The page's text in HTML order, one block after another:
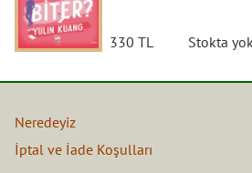
330 TL Stokta
Neredeyiz
İptal ve İade Koşulları